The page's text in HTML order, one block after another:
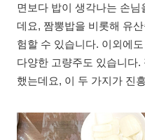
면보다 밥이 생각나는 손
데요, 짬뽕밥을 비롯해 유
험할 수 있습니다. 이외에
다양한 고량주도 있습니다
했는데요, 이 두 가지가 진